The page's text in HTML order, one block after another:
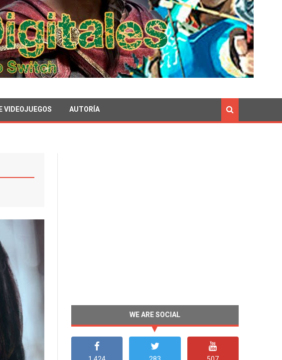
VIDEOJUEGOS AUTORÍA
WE ARE SOCIAL